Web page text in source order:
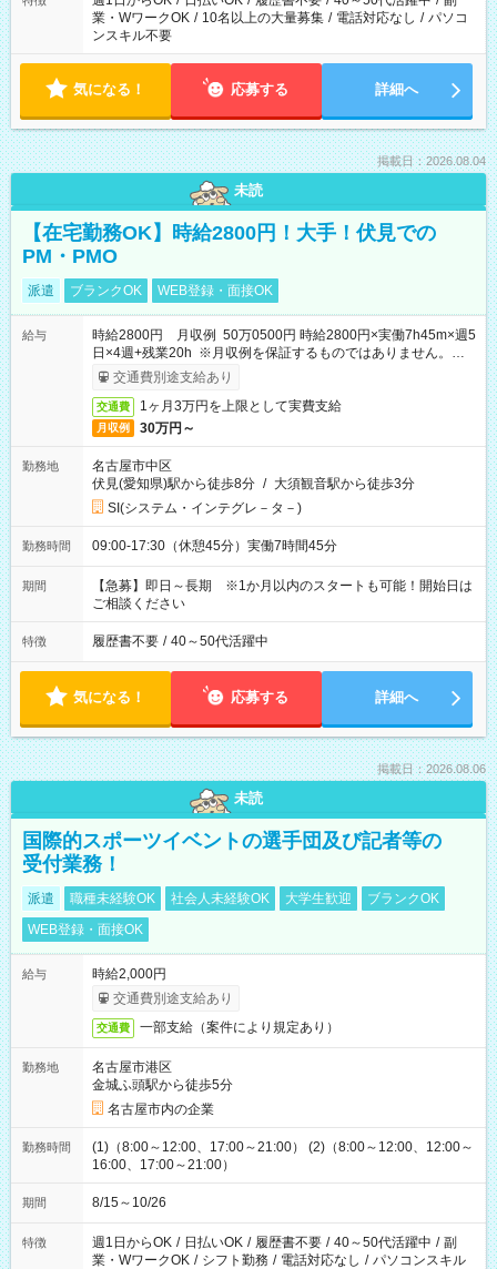
業・WワークOK / 10名以上の大量募集 / 電話対応なし / パソコ
ンスキル不要
気になる！ 応募する 詳細へ
掲載日：2026.08.04
未読
【在宅勤務OK】時給2800円！大手！伏見での
PM・PMO
派遣 ブランクOK WEB登録・面接OK
給与
時給2800円 月収例 50万0500円 時給2800円×実働7h45m×週5
日×4週+残業20h ※月収例を保証するものではありません。※給
与即受取りサービス利用可（利用条件有）
交通費別途支給あり
交通費 1ヶ月3万円を上限として実費支給
月収例 30万円～
勤務地
名古屋市中区
伏見(愛知県)駅から徒歩8分 / 大須観音駅から徒歩3分
SI(システム・インテグレ－タ－)
勤務時間 09:00-17:30（休憩45分）実働7時間45分
期間
【急募】即日～長期 ※1か月以内のスタートも可能！開始日は
ご相談ください
特徴 履歴書不要 / 40～50代活躍中
気になる！ 応募する 詳細へ
掲載日：2026.08.06
未読
国際的スポーツイベントの選手団及び記者等の
受付業務！
派遣 職種未経験OK 社会人未経験OK 大学生歓迎
ブランクOK
WEB登録・面接OK
給与
時給2,000円
交通費別途支給あり
交通費 一部支給（案件により規定あり）
勤務地
名古屋市港区
金城ふ頭駅から徒歩5分
名古屋市内の企業
勤務時間
(1)（8:00～12:00、17:00～21:00） (2)（8:00～12:00、12:00～
16:00、17:00～21:00）
期間 8/15～10/26
特徴 週1日からOK / 日払いOK / 履歴書不要 / 40～50代活躍中 / 副
業・WワークOK / シフト勤務 / 電話対応なし / パソコンスキル